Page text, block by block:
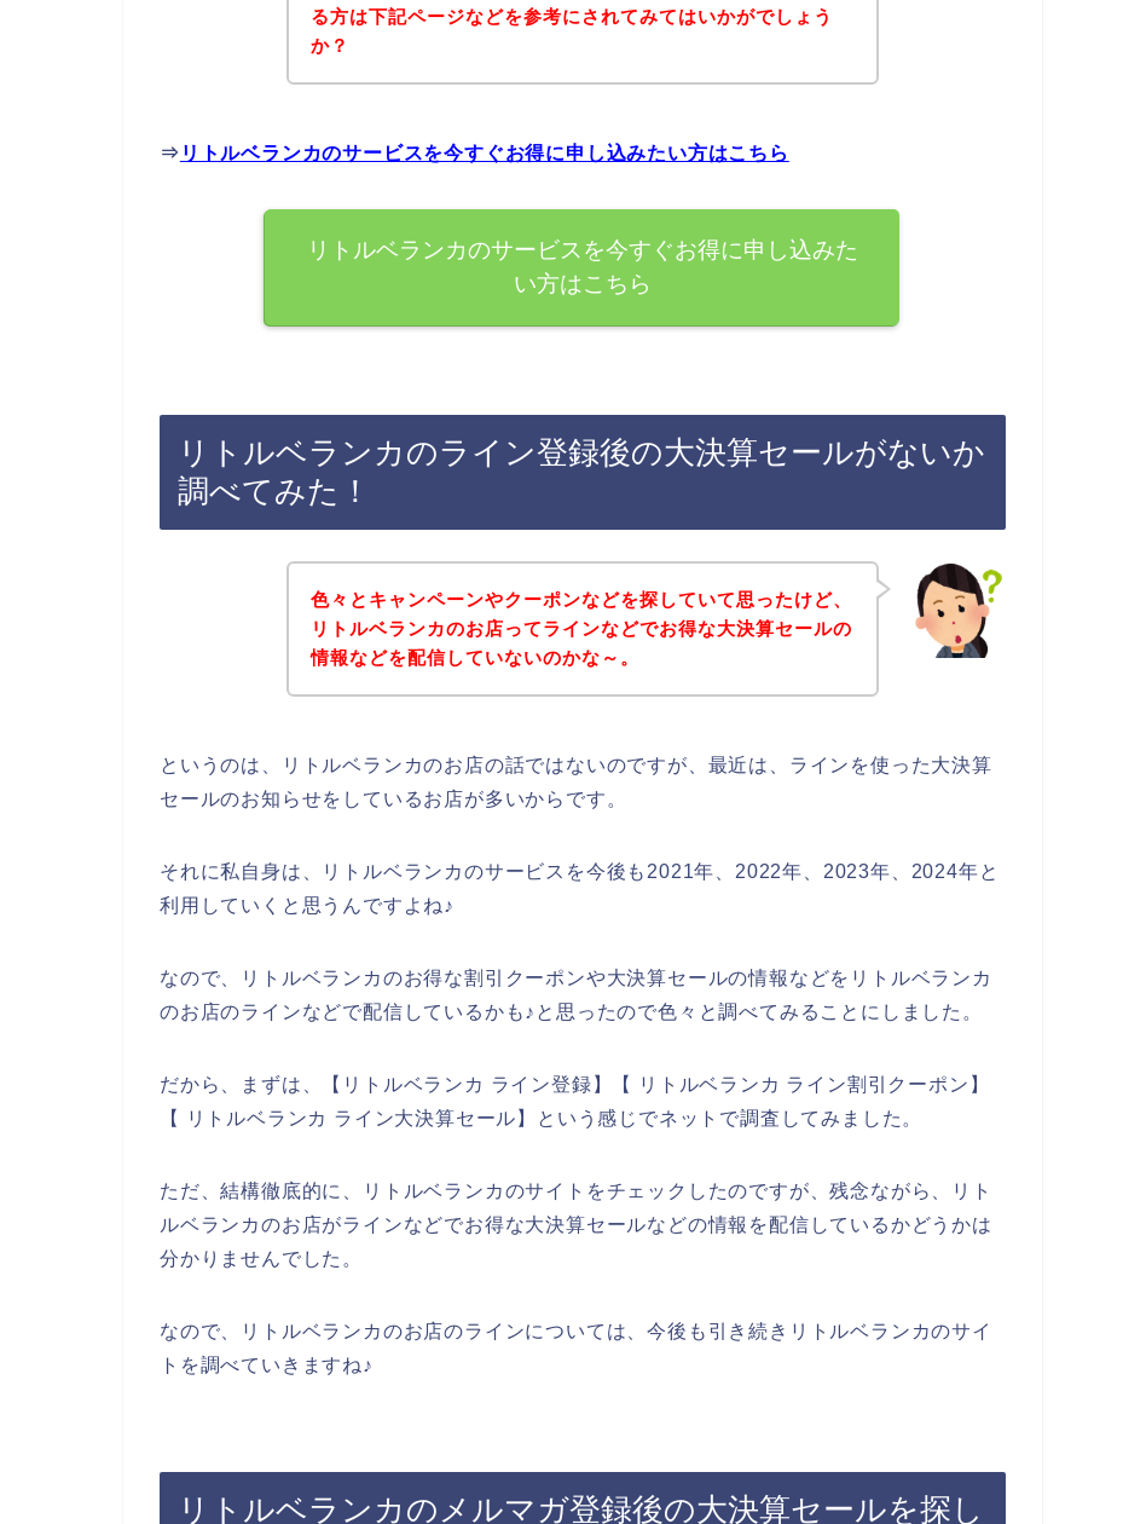
る方は下記ページなどを参考にされてみてはいかがでしょう
か？
⇒ リトルベランカのサービスを今すぐお得に申し込みたい方はこちら
リトルベランカのサービスを今すぐお得に申し込みた
い方はこちら
リトルベランカのライン登録後の大決算セールがないか
調べてみた！
色々とキャンペーンやクーポンなどを探していて思ったけど、
リトルベランカのお店ってラインなどでお得な大決算セールの
情報などを配信していないのかな～。
というのは、リトルベランカのお店の話ではないのですが、最近は、ラインを使った大決算
セールのお知らせをしているお店が多いからです。
それに私自身は、リトルベランカのサービスを今後も2021年、2022年、2023年、2024年と
利用していくと思うんですよね♪
なので、リトルベランカのお得な割引クーポンや大決算セールの情報などをリトルベランカ
のお店のラインなどで配信しているかも♪と思ったので色々と調べてみることにしました。
だから、まずは、【リトルベランカ ライン登録】【 リトルベランカ ライン割引クーポン】
【 リトルベランカ ライン大決算セール】という感じでネットで調査してみました。
ただ、結構徹底的に、リトルベランカのサイトをチェックしたのですが、残念ながら、リト
ルベランカのお店がラインなどでお得な大決算セールなどの情報を配信しているかどうかは
分かりませんでした。
なので、リトルベランカのお店のラインについては、今後も引き続きリトルベランカのサイ
トを調べていきますね♪
リトルベランカのメルマガ登録後の大決算セールを探し